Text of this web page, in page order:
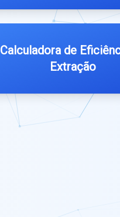
Calculadora de
Extração